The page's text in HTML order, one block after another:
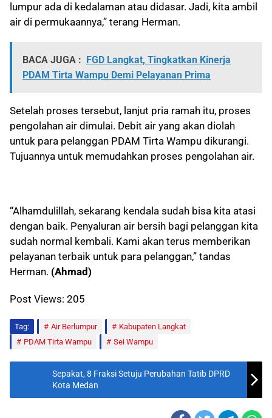
lumpur ada di kedalaman atau didasar. Jadi, kita ambil
air di permukaannya,” terang Herman.
BACA JUGA : FGD Langkat, Tingkatkan Kinerja
PDAM Tirta Wampu Demi Pelayanan Prima
Setelah proses tersebut, lanjut pria ramah itu, proses
pengolahan air dimulai. Debit air yang akan diolah
untuk para pelanggan PDAM Tirta Wampu dikurangi.
Tujuannya untuk memudahkan proses pengolahan air.
“Alhamdulillah, sekarang kendala sudah bisa kita atasi
dengan baik. Penyaluran air bersih bagi pelanggan kita
sudah normal kembali. Kami akan terus memberikan
pelayanan terbaik untuk para pelanggan,” tandas
Herman. (Ahmad)
Post Views: 205
Tag: Air Berlumpur
Kabupaten Langkat
PDAM Tirta Wampu
Sei Wampu
Sepakat, 8 Fraksi Setuju Perubahan Tatib DPRD
Kota Medan